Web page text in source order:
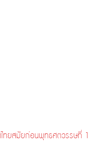
ไทยสมัยก่อนพุทธศตวรรษที่